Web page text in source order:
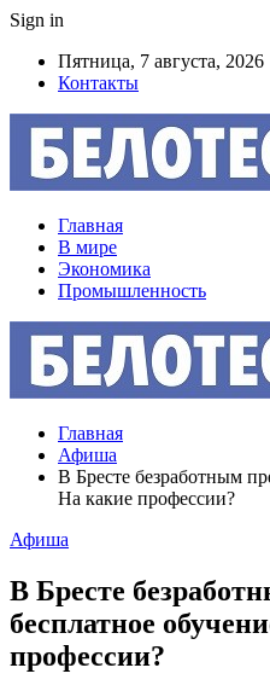
Sign in
Пятница, 7 августа, 2026
Контакты
Главная
В мире
Экономика
Промышленность
Главная
Афиша
В Бресте безработным
На какие профессии?
Афиша
В Бресте
бесплатное
профессии?